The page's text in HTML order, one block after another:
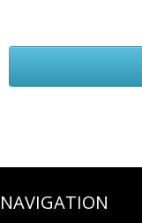
NAVIGATION